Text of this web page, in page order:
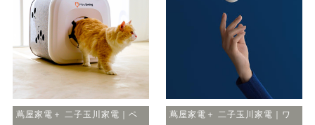
蔦屋家電＋ 二子玉川家電｜ペ
蔦屋家電＋ 二子玉川家電｜ワ